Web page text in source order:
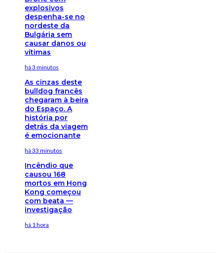
explosivos
despenha-se no
nordeste da
Bulgária sem
causar danos ou
vítimas
há 3 minutos
As cinzas deste
bulldog francês
chegaram à beira
do Espaço. A
história por
detrás da viagem
é emocionante
há 33 minutos
Incêndio que
causou 168
mortos em Hong
Kong começou
com beata —
investigação
há 1 hora